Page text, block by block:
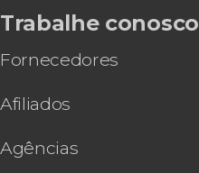
Trabalhe conosco
Fornecedores
Afiliados
Agências